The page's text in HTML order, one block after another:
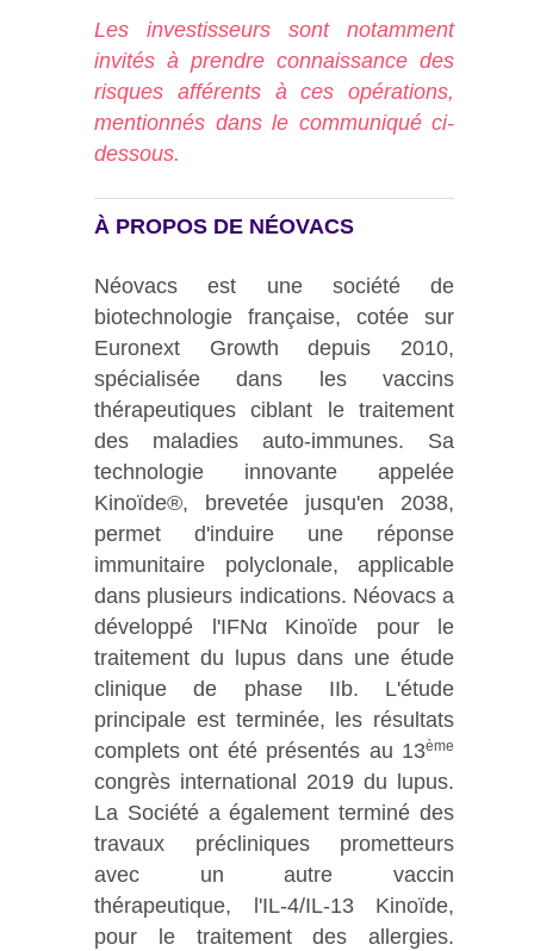
Les investisseurs sont notamment
invités à prendre connaissance des
risques afférents à ces opérations,
mentionnés dans le communiqué ci-
dessous.
À PROPOS DE NÉOVACS
Néovacs est une société de
biotechnologie française, cotée sur
Euronext Growth depuis 2010,
spécialisée dans les vaccins
thérapeutiques ciblant le traitement
des maladies auto-immunes. Sa
technologie innovante appelée
Kinoïde®, brevetée jusqu'en 2038,
permet d'induire une réponse
immunitaire polyclonale, applicable
dans plusieurs indications. Néovacs a
développé l'IFNα Kinoïde pour le
traitement du lupus dans une étude
clinique de phase IIb. L'étude
principale est terminée, les résultats
complets ont été présentés au 13ème
congrès international 2019 du lupus.
La Société a également terminé des
travaux précliniques prometteurs
avec un autre vaccin
thérapeutique, l'IL-4/IL-13 Kinoïde,
pour le traitement des allergies.